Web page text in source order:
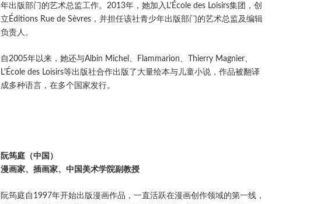
年出版部门的艺术总监工作。2013年，她加入L'École des Loisirs集团，创
立Éditions Rue de Sèvres，并担任该社青少年出版部门的艺术总监及编辑
负责人。
自2005年以来，她还与Albin Michel、Flammarion、Thierry Magnier、
L'École des Loisirs等出版社合作出版了大量绘本与儿童小说，作品被翻译
成多种语言，在多个国家发行。
阮筠庭（中国）
漫画家、插画家、中国美术学院副教授
阮筠庭自1997年开始出版漫画作品，一直活跃在漫画创作领域的第一线，